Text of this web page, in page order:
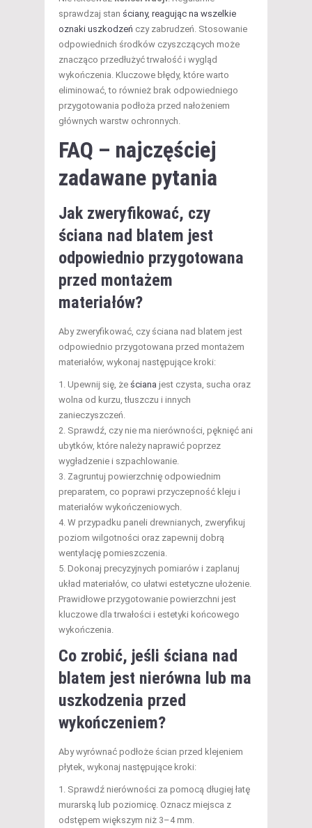
sprawdzaj stan ściany, reagując na wszelkie
oznaki uszkodzeń czy zabrudzeń. Stosowanie
odpowiednich środków czyszczących może
znacząco przedłużyć trwałość i wygląd
wykończenia. Kluczowe błędy, które warto
eliminować, to również brak odpowiedniego
przygotowania podłoża przed nałożeniem
głównych warstw ochronnych.
FAQ – najczęściej
zadawane pytania
Jak zweryfikować, czy
ściana nad blatem jest
odpowiednio przygotowana
przed montażem
materiałów?
Aby zweryfikować, czy ściana nad blatem jest
odpowiednio przygotowana przed montażem
materiałów, wykonaj następujące kroki:
Upewnij się, że ściana jest czysta, sucha oraz
wolna od kurzu, tłuszczu i innych
zanieczyszczeń.
Sprawdź, czy nie ma nierówności, pęknięć ani
ubytków, które należy naprawić poprzez
wygładzenie i szpachlowanie.
Zagruntuj powierzchnię odpowiednim
preparatem, co poprawi przyczepność kleju i
materiałów wykończeniowych.
W przypadku paneli drewnianych, zweryfikuj
poziom wilgotności oraz zapewnij dobrą
wentylację pomieszczenia.
Dokonaj precyzyjnych pomiarów i zaplanuj
układ materiałów, co ułatwi estetyczne ułożenie.
Prawidłowe przygotowanie powierzchni jest
kluczowe dla trwałości i estetyki końcowego
wykończenia.
Co zrobić, jeśli ściana nad
blatem jest nierówna lub ma
uszkodzenia przed
wykończeniem?
Aby wyrównać podłoże ścian przed klejeniem
płytek, wykonaj następujące kroki:
Sprawdź nierówności za pomocą długiej łatę
murarską lub poziomicę. Oznacz miejsca z
odstępem większym niż 3–4 mm.